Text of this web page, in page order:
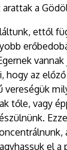
a
ettől
hogy az
vereségük
tőle, vagy
el a